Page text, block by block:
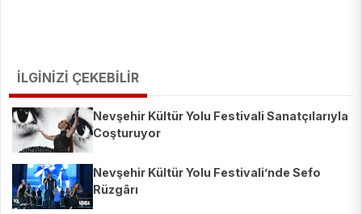
İLGİNİZİ ÇEKEBİLİR
Nevşehir Kültür Yolu Festivali Sanatçılarıyla
Coşturuyor
Nevşehir Kültür Yolu Festivali’nde Sefo
Rüzgârı